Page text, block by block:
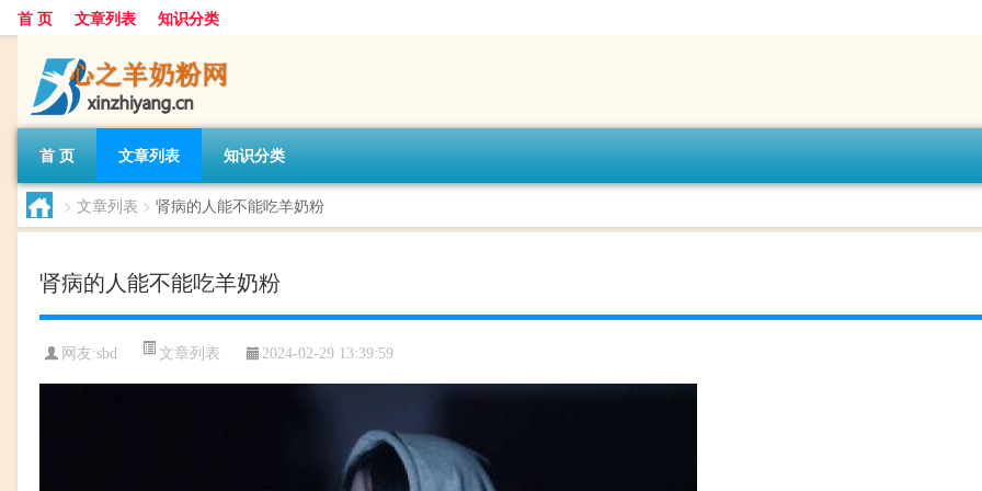
首 页 文章列表 知识分类
首 页 文章列表 知识分类
> 文章列表 > 肾病的人能不能吃羊奶粉
肾病的人能不能吃羊奶粉
网友:sbd 文章列表 2024-02-29 13:39:59